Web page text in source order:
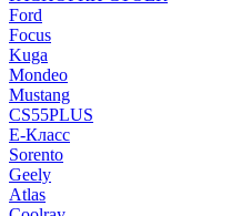
Ford
Focus
Kuga
Mondeo
Mustang
CS55PLUS
E-Класс
Sorento
Geely
Atlas